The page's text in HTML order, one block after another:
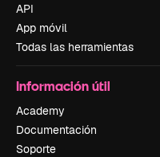
API
App móvil
Todas las herramientas
Información útil
Academy
Documentación
Soporte